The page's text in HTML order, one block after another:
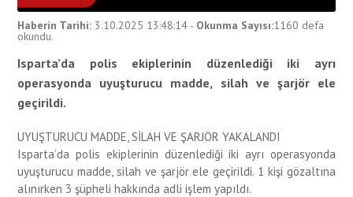
Haberin Tarihi: 3.10.2025 13:48:14 - Okunma Sayısı:1160 defa
okundu.
Isparta’da polis ekiplerinin düzenlediği iki ayrı
operasyonda uyuşturucu madde, silah ve şarjör ele
geçirildi.
UYUŞTURUCU MADDE, SİLAH VE ŞARJÖR YAKALANDI
Isparta’da polis ekiplerinin düzenlediği iki ayrı operasyonda
uyuşturucu madde, silah ve şarjör ele geçirildi. 1 kişi gözaltına
alınırken 3 şüpheli hakkında adli işlem yapıldı.